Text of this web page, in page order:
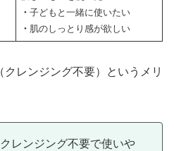
・子どもと一緒に使いたい
・ 肌のしっとり感が欲しい
レンジング不要）というメリ
レンジング不要で使いや